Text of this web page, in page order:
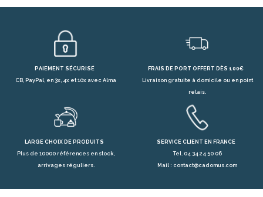
PAIEMENT SÉCURISÉ
CB, PayPal, en 3x, 4x et 10x avec Alma
FRAIS DE PORT OFFERT DÈS 100€
Livraison gratuite à domicile ou en point
relais.
LARGE CHOIX DE PRODUITS
Plus de 10000 références en stock,
arrivages réguliers.
SERVICE CLIENT EN FRANCE
Tel. 04 34 24 50 06
Mail : contact@cadomus.com